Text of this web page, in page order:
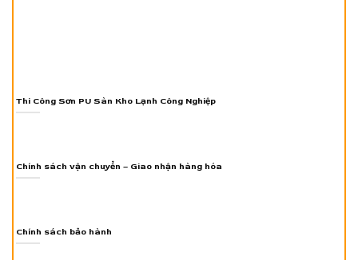
Thi Công Sơn PU Sàn Kho Lạnh Công Nghiệp
Chính sách vận chuyển – Giao nhận hàng hóa
Chính sách bảo hành